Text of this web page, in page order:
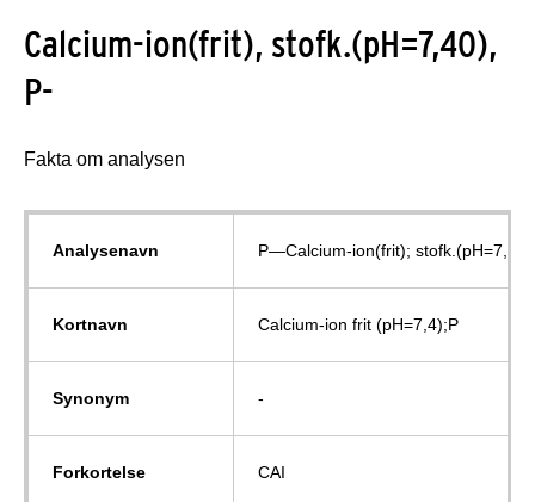
Calcium-ion(frit), stofk.(pH=7,40),
P-
Fakta om analysen
Analysenavn P—Calcium-ion(frit); stofk.(pH=7,40)
Kortnavn Calcium-ion frit (pH=7,4);P
Synonym -
Forkortelse CAI